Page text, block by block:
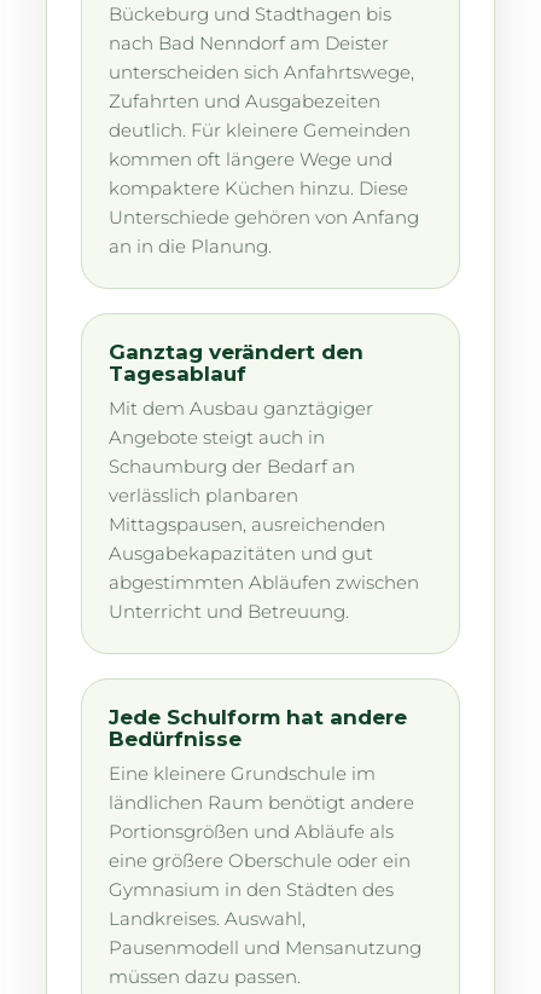
Bückeburg und Stadthagen bis
nach Bad Nenndorf am Deister
unterscheiden sich Anfahrtswege,
Zufahrten und Ausgabezeiten
deutlich. Für kleinere Gemeinden
kommen oft längere Wege und
kompaktere Küchen hinzu. Diese
Unterschiede gehören von Anfang
an in die Planung.
Ganztag verändert den
Tagesablauf
Mit dem Ausbau ganztägiger
Angebote steigt auch in
Schaumburg der Bedarf an
verlässlich planbaren
Mittagspausen, ausreichenden
Ausgabekapazitäten und gut
abgestimmten Abläufen zwischen
Unterricht und Betreuung.
Jede Schulform hat andere
Bedürfnisse
Eine kleinere Grundschule im
ländlichen Raum benötigt andere
Portionsgrößen und Abläufe als
eine größere Oberschule oder ein
Gymnasium in den Städten des
Landkreises. Auswahl,
Pausenmodell und Mensanutzung
müssen dazu passen.